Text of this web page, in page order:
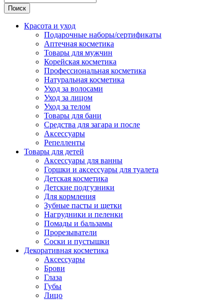
Поиск
Красота и уход
Подарочные наборы/сертификаты
Аптечная косметика
Товары для мужчин
Корейская косметика
Профессиональная косметика
Натуральная косметика
Уход за волосами
Уход за лицом
Уход за телом
Товары для бани
Средства для загара и после
Аксессуары
Репелленты
Товары для детей
Аксессуары для ванны
Горшки и аксессуары для туалета
Детская косметика
Детские подгузники
Для кормления
Зубные пасты и щетки
Нагрудники и пеленки
Помады и бальзамы
Прорезыватели
Соски и пустышки
Декоративная косметика
Аксессуары
Брови
Глаза
Губы
Лицо